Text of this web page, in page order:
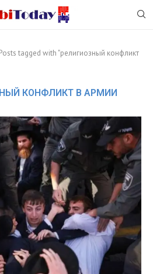
tagged with "религиозный конфликт
КОНФЛИКТ В АРМИИ